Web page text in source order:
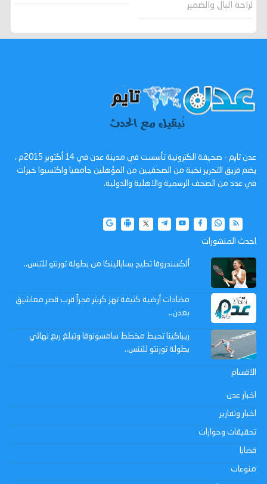
لراحة البال والضمير
عدن تايم - صحيفة الكترونية تأسست في مدينة عدن في 14 أكتوبر 2015م ،
يضم فريق التحرير نخبة من الصحفيين من المؤهلين جامعيا واكتسبوا خبرات
في عدد من الصحف الرسمية والاهلية والدولية.
احدث المنشورات
ألكسندروفا تطيح بسابالينكا من بطولة تورنتو للتنس..
مضادات أرضية كثيفة تهز كريتر فجراً قرب قصر معاشيق
بعدن..
ريباكينا تحبط مخطط سامسونوفا وتبلغ ربع نهائي
بطولة تورنتو للتنس..
الاقسام
اخبار عدن
اخبار وتقارير
تحقيقات وحوارات
قضايا
منوعات